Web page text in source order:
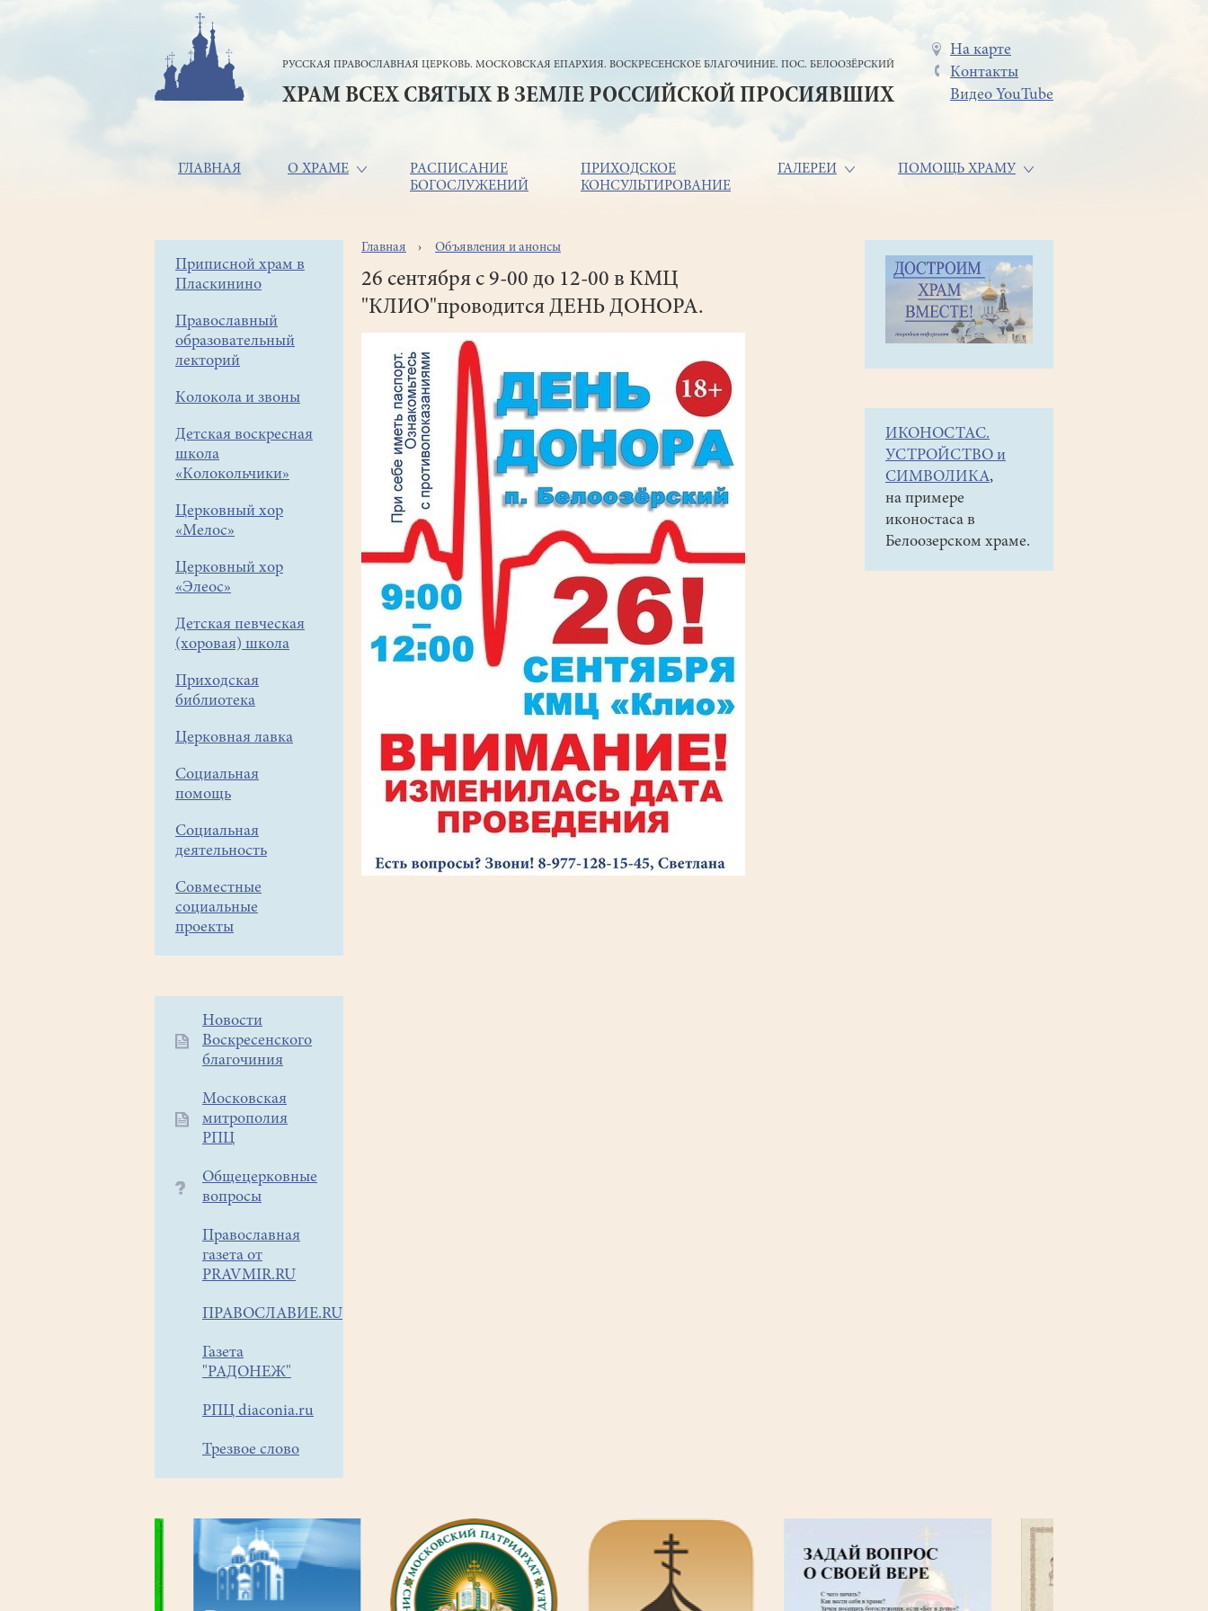
РУССКАЯ ПРАВОСЛАВНАЯ ЦЕРКОВЬ. МОСКОВСКАЯ ЕПАРХИЯ. ВОСКРЕСЕНСКОЕ БЛАГОЧИНИЕ. ПОС. БЕЛООЗЁРСКИЙ
ХРАМ ВСЕХ СВЯТЫХ В ЗЕМЛЕ РОССИЙСКОЙ ПРОСИЯВШИХ
Меню
в
На карте
Контакты
Видео YouTube
Основная
ГЛАВНАЯ О ХРАМЕ
РАСПИСАНИЕ
БОГОСЛУЖЕНИЙ
ПРИХОДСКОЕ
КОНСУЛЬТИРОВАНИЕ
ГАЛЕРЕИ ПОМОЩЬ ХРАМУ
Боковое
меню
Приписной храм в
Пласкинино
Православный
образовательный
лекторий
Колокола и звоны
Детская воскресная
школа
«Колокольчики»
Церковный хор
«Мелос»
Церковный хор
«Элеос»
Детская певческая
(хоровая) школа
Приходская
библиотека
Церковная лавка
Социальная
помощь
Социальная
деятельность
Совместные
социальные
проекты
Дополнительное
меню
Новости
Воскресенского
благочиния
Московская
митрополия
РПЦ
Общецерковные
вопросы
Православная
газета от
PRAVMIR.RU
ПРАВОСЛАВИЕ.RU
Газета
"РАДОНЕЖ"
РПЦ diaconia.ru
Трезвое слово
Строка
навигации
Главная Объявления и анонсы
26 сентября с 9-00 до 12-00 в КМЦ
"КЛИО"проводится ДЕНЬ ДОНОРА.
ИКОНОСТАС.
УСТРОЙСТВО и
СИМВОЛИКА,
на примере
иконостаса в
Белоозерском храме.